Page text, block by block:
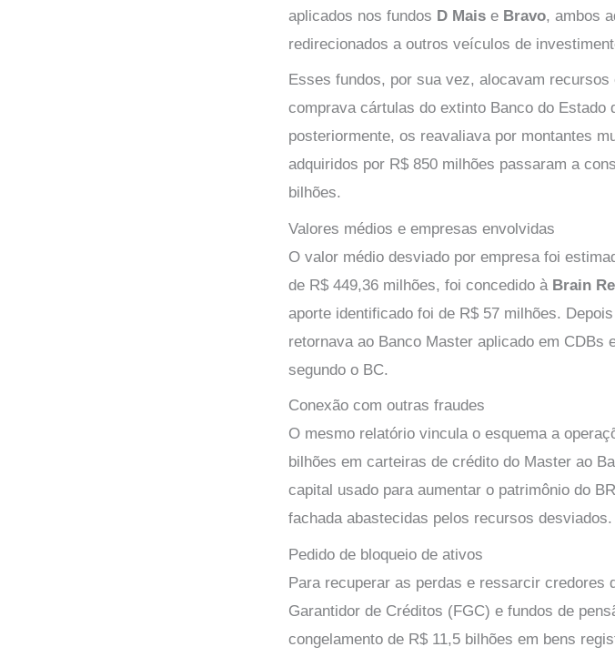
aplicados nos fundos D Mais e Bravo, ambos
redirecionados a outros veículos de
Esses fundos, por sua vez, alocavam recursos
comprava cártulas do extinto Banco do
posteriormente, os reavaliava por montantes
adquiridos por R$ 850 milhões passaram a
bilhões.
Valores médios e empresas envolvidas
O valor médio desviado por empresa foi
de R$ 449,36 milhões, foi concedido à Brain
aporte identificado foi de R$ 57 milhões.
retornava ao Banco Master aplicado em CDBs
segundo o BC.
Conexão com outras fraudes
O mesmo relatório vincula o esquema a
bilhões em carteiras de crédito do Master ao
capital usado para aumentar o patrimônio do
fachada abastecidas pelos recursos desviados.
Pedido de bloqueio de ativos
Para recuperar as perdas e ressarcir
Garantidor de Créditos (FGC) e fundos de
congelamento de R$ 11,5 bilhões em bens